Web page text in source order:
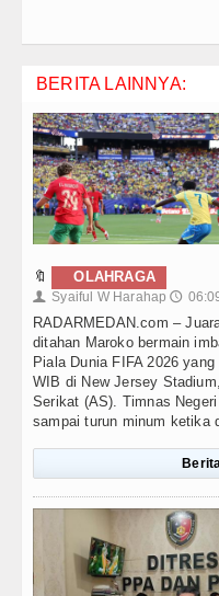
BERITA LAINNYA:
🔖 OLAHRAGA
👤 Syaiful W Harahap 🕔
RADARMEDAN.com –
ditahan Maroko bermain
Piala Dunia FIFA 2026
WIB di New Jersey
Serikat (AS). Timnas
sampai turun minum ketika